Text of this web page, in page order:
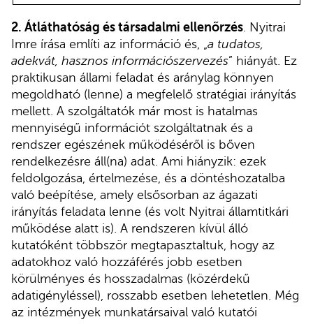
2. Átláthatóság és társadalmi ellenőrzés . Nyitrai
Imre írása említi az információ és, „ a tudatos,
adekvát, hasznos információszervezés” hiányát. Ez
praktikusan állami feladat és aránylag könnyen
megoldható (lenne) a megfelelő stratégiai irányítás
mellett. A szolgáltatók már most is hatalmas
mennyiségű információt szolgáltatnak és a
rendszer egészének működéséről is bőven
rendelkezésre áll(na) adat. Ami hiányzik: ezek
feldolgozása, értelmezése, és a döntéshozatalba
való beépítése, amely elsősorban az ágazati
irányítás feladata lenne (és volt Nyitrai államtitkári
működése alatt is). A rendszeren kívül álló
kutatóként többször megtapasztaltuk, hogy az
adatokhoz való hozzáférés jobb esetben
körülményes és hosszadalmas (közérdekű
adatigényléssel), rosszabb esetben lehetetlen. Még
az intézmények munkatársaival való kutatói